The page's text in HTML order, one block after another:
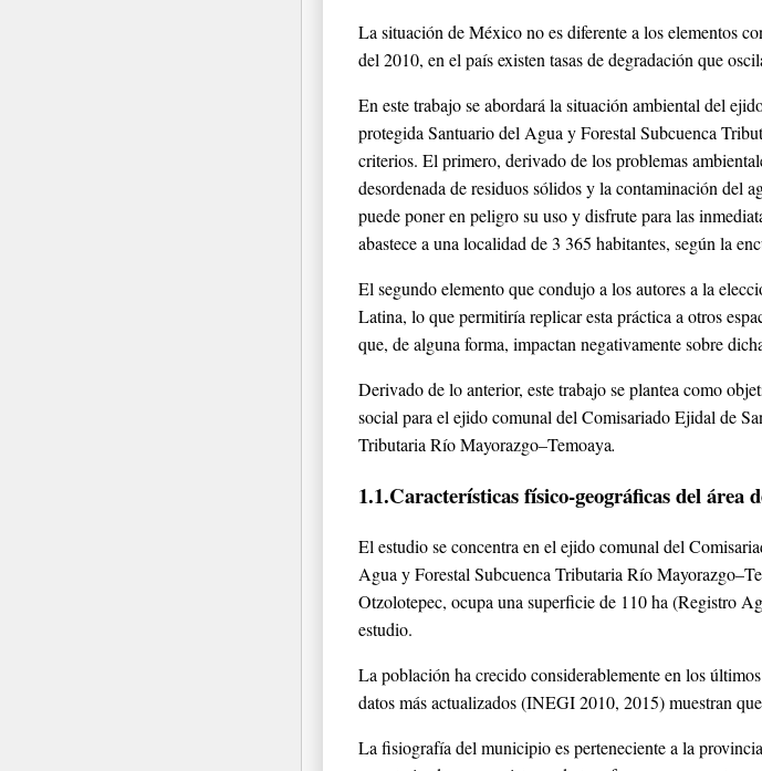
La situación de México no es diferente a los elementos
del 2010, en el país existen tasas de degradación que
En este trabajo se abordará la situación ambiental del
protegida Santuario del Agua y Forestal Subcuenca
criterios. El primero, derivado de los problemas
desordenada de residuos sólidos y la contaminación del
puede poner en peligro su uso y disfrute para las
abastece a una localidad de 3 365 habitantes, según la
El segundo elemento que condujo a los autores a la
Latina, lo que permitiría replicar esta práctica a otros
que, de alguna forma, impactan negativamente sobre
Derivado de lo anterior, este trabajo se plantea como
social para el ejido comunal del Comisariado Ejidal de
Tributaria Río Mayorazgo–Temoaya.
1.1.Características físico-geográficas del área
El estudio se concentra en el ejido comunal del
Agua y Forestal Subcuenca Tributaria Río
Otzolotepec, ocupa una superficie de 110 ha (Registro
estudio.
La población ha crecido considerablemente en los
datos más actualizados (INEGI 2010, 2015) muestran
La fisiografía del municipio es perteneciente a la